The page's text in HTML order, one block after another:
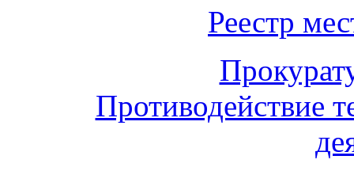
Реестр
Противодействие